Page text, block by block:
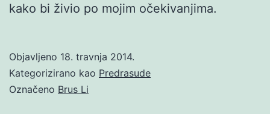
kako bi živio po mojim očekivanjima.
Objavljeno 18. travnja 2014.
Kategorizirano kao Predrasude
Označeno Brus Li